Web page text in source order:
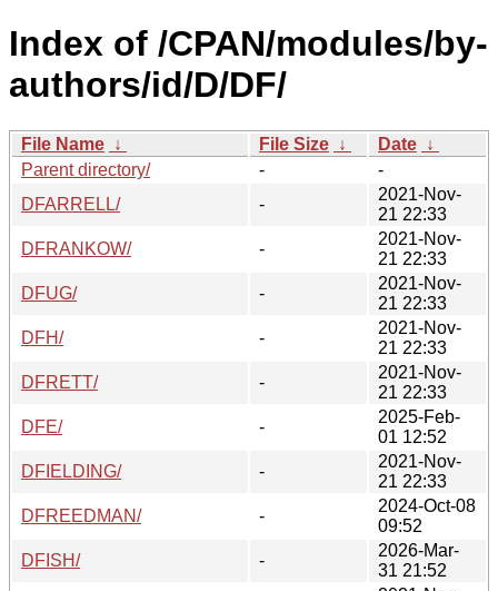
Index of /CPAN/modules/by-
authors/id/D/DF/
File Name ↓ File Size ↓ Date ↓
Parent directory/
-
-
DFARRELL/
-
2021-Nov-
21 22:33
DFRANKOW/
-
2021-Nov-
21 22:33
DFUG/
-
2021-Nov-
21 22:33
DFH/
-
2021-Nov-
21 22:33
DFRETT/
-
2021-Nov-
21 22:33
DFE/
-
2025-Feb-
01 12:52
DFIELDING/
-
2021-Nov-
21 22:33
DFREEDMAN/
-
2024-Oct-08
09:52
DFISH/
-
2026-Mar-
31 21:52